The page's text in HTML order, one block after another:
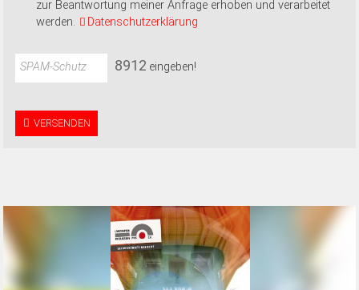
zur Beantwortung meiner Anfrage erhoben und verarbeitet
werden.
Datenschutzerklärung
SPAM-Schutz 8912 eingeben!
VERSENDEN